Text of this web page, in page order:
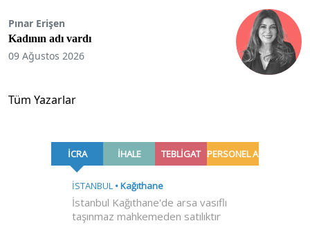
Pınar Erişen
Kadının adı vardı
09 Ağustos 2026
Tüm Yazarlar